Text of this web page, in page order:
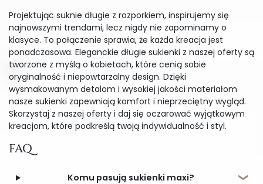
Projektując suknie długie z rozporkiem, inspirujemy się
najnowszymi trendami, lecz nigdy nie zapominamy o
klasyce. To połączenie sprawia, że każda kreacja jest
ponadczasowa. Eleganckie długie sukienki z naszej oferty są
tworzone z myślą o kobietach, które cenią sobie
oryginalność i niepowtarzalny design. Dzięki
wysmakowanym detalom i wysokiej jakości materiałom
nasze sukienki zapewniają komfort i nieprzeciętny wygląd.
Skorzystaj z naszej oferty i daj się oczarować wyjątkowym
kreacjom, które podkreślą twoją indywidualność i styl.
FAQ
Komu pasują sukienki maxi?